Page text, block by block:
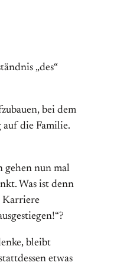
„des“
bei dem
auf die Familie.
gehen nun mal
Was ist denn
Karriere
bleibt
etwas